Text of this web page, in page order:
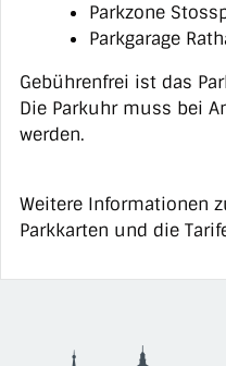
Parkzone
Parkgarage
Gebührenfrei ist das
Die Parkuhr muss bei
werden.
Weitere Informationen
Parkkarten und die